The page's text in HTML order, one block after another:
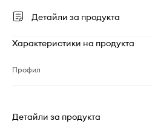
Детайли за продукта
Характеристики на продукта
Профил
Детайли за продукта